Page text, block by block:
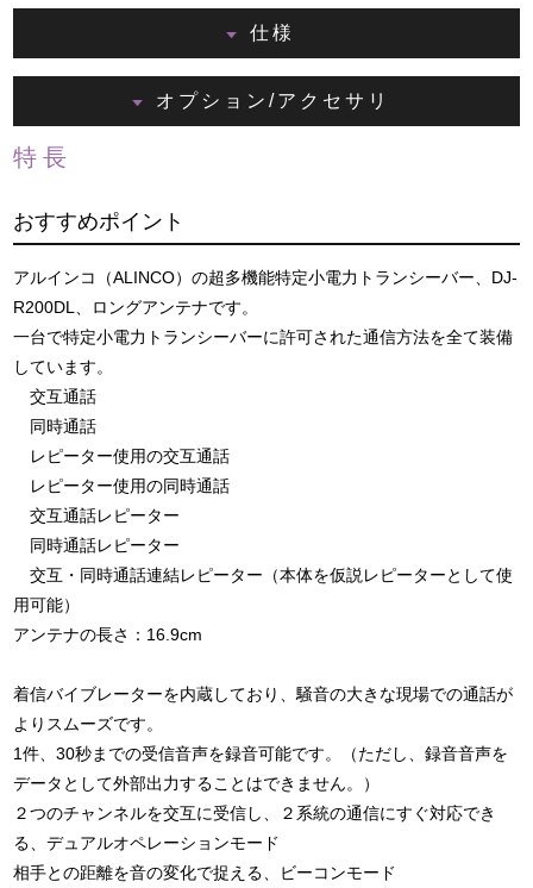
仕様
オプション/アクセサリ
特長
おすすめポイント
アルインコ（ALINCO）の超多機能特定小電力トランシーバー、DJ-
R200DL、ロングアンテナです。
一台で特定小電力トランシーバーに許可された通信方法を全て装備
しています。
交互通話
同時通話
レピーター使用の交互通話
レピーター使用の同時通話
交互通話レピーター
同時通話レピーター
交互・同時通話連結レピーター（本体を仮説レピーターとして使
用可能）
アンテナの長さ：16.9cm
着信バイブレーターを内蔵しており、騒音の大きな現場での通話が
よりスムーズです。
1件、30秒までの受信音声を録音可能です。（ただし、録音音声を
データとして外部出力することはできません。）
２つのチャンネルを交互に受信し、２系統の通信にすぐ対応でき
る、デュアルオペレーションモード
相手との距離を音の変化で捉える、ビーコンモード